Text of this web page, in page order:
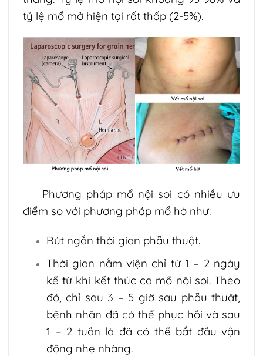
tỷ lệ mổ mở hiện tại rất thấp (2-5%).
Phương pháp mổ nội soi có nhiều ưu
điểm so với phương pháp mổ hở như:
Rút ngắn thời gian phẫu thuật.
Thời gian nằm viện chỉ từ 1 – 2 ngày
kể từ khi kết thúc ca mổ nội soi. Theo
đó, chỉ sau 3 – 5 giờ sau phẫu thuật,
bệnh nhân đã có thể phục hồi và sau
1 – 2 tuần là đã có thể bắt đầu vận
động nhẹ nhàng.